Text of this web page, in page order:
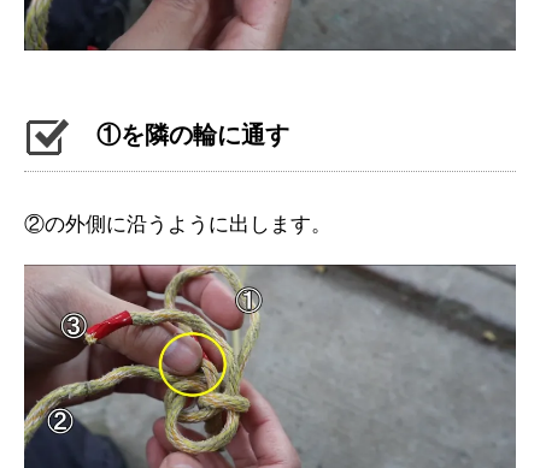
①を隣の輪に通す
②の外側に沿うように出します。